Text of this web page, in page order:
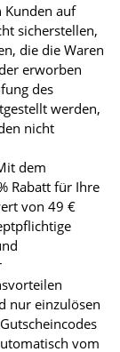
Kunden auf
sicherstellen,
die die Waren
erworben
des
werden,
nicht
dem
Rabatt für Ihre
von 49 €
nur einzulösen
vom